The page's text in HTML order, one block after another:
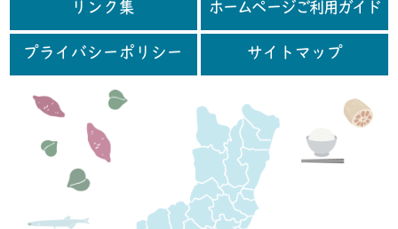
リンク集 ホームページご利用ガイド
プライバシーポリシー サイトマップ